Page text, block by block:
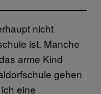
nicht
ist. Manche
arme Kind
gehen
eine